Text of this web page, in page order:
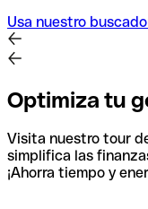
Usa nuestro
Optimiza tu
Visita nuestro tour
simplifica las
¡Ahorra tiempo y